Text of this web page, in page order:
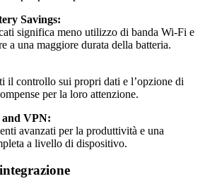
Savings:
significa meno utilizzo di banda Wi-Fi e
a una maggiore durata della batteria.
il controllo sui propri dati e l’opzione di
per la loro attenzione.
VPN:
avanzati per la produttività e una
a livello di dispositivo.